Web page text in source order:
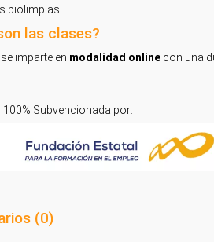
biolimpias.
las clases?
imparte en modalidad online con una
Subvencionada por:
(0)